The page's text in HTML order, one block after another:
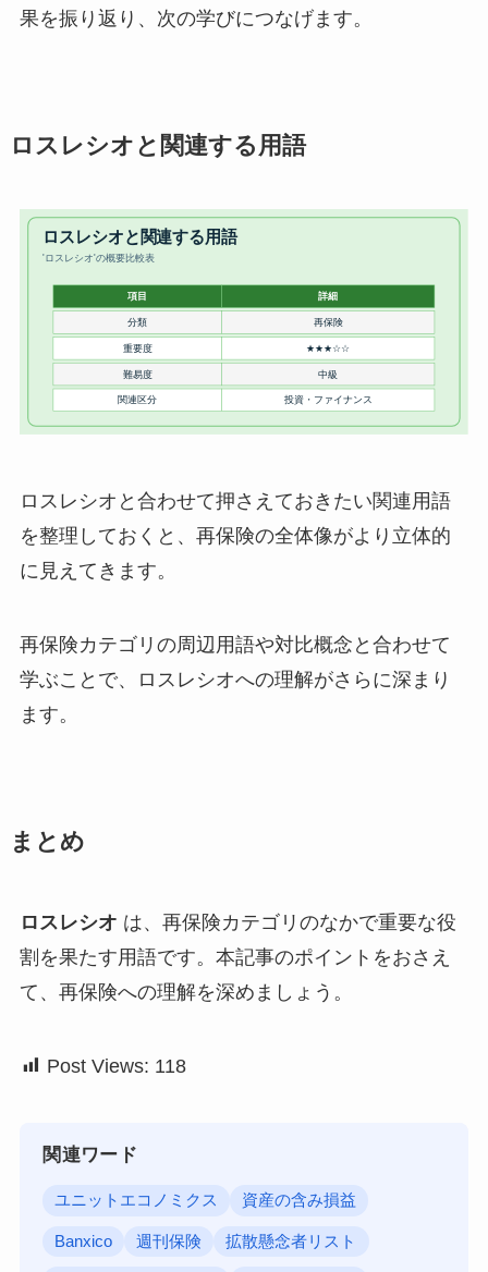
果を振り返り、次の学びにつなげます。
ロスレシオと関連する用語
ロスレシオと合わせて押さえておきたい関連用語
を整理しておくと、再保険の全体像がより立体的
に見えてきます。
再保険カテゴリの周辺用語や対比概念と合わせて
学ぶことで、ロスレシオへの理解がさらに深まり
ます。
まとめ
ロスレシオ は、再保険カテゴリのなかで重要な役
割を果たす用語です。本記事のポイントをおさえ
て、再保険への理解を深めましょう。
Post Views: 118
関連ワード
ユニットエコノミクス 資産の含み損益
Banxico 週刊保険 拡散懸念者リスト